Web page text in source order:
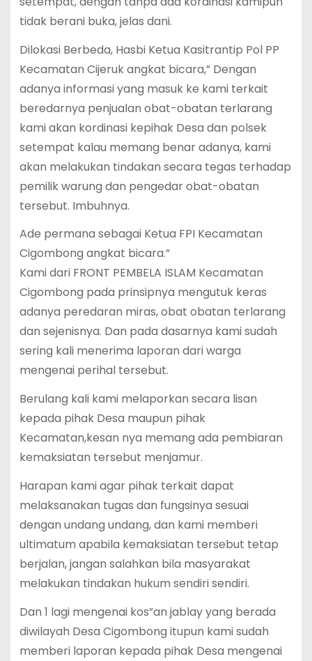
tidak berani buka, jelas dani.
Dilokasi Berbeda, Hasbi Ketua Kasitrantip Pol PP
Kecamatan Cijeruk angkat bicara,” Dengan
adanya informasi yang masuk ke kami terkait
beredarnya penjualan obat-obatan terlarang
kami akan kordinasi kepihak Desa dan polsek
setempat kalau memang benar adanya, kami
akan melakukan tindakan secara tegas terhadap
pemilik warung dan pengedar obat-obatan
tersebut. Imbuhnya.
Ade permana sebagai Ketua FPI Kecamatan
Cigombong angkat bicara.”
Kami dari FRONT PEMBELA ISLAM Kecamatan
Cigombong pada prinsipnya mengutuk keras
adanya peredaran miras, obat obatan terlarang
dan sejenisnya. Dan pada dasarnya kami sudah
sering kali menerima laporan dari warga
mengenai perihal tersebut.
Berulang kali kami melaporkan secara lisan
kepada pihak Desa maupun pihak
Kecamatan,kesan nya memang ada pembiaran
kemaksiatan tersebut menjamur.
Harapan kami agar pihak terkait dapat
melaksanakan tugas dan fungsinya sesuai
dengan undang undang, dan kami memberi
ultimatum apabila kemaksiatan tersebut tetap
berjalan, jangan salahkan bila masyarakat
melakukan tindakan hukum sendiri sendiri.
Dan 1 lagi mengenai kos”an jablay yang berada
diwilayah Desa Cigombong itupun kami sudah
memberi laporan kepada pihak Desa mengenai